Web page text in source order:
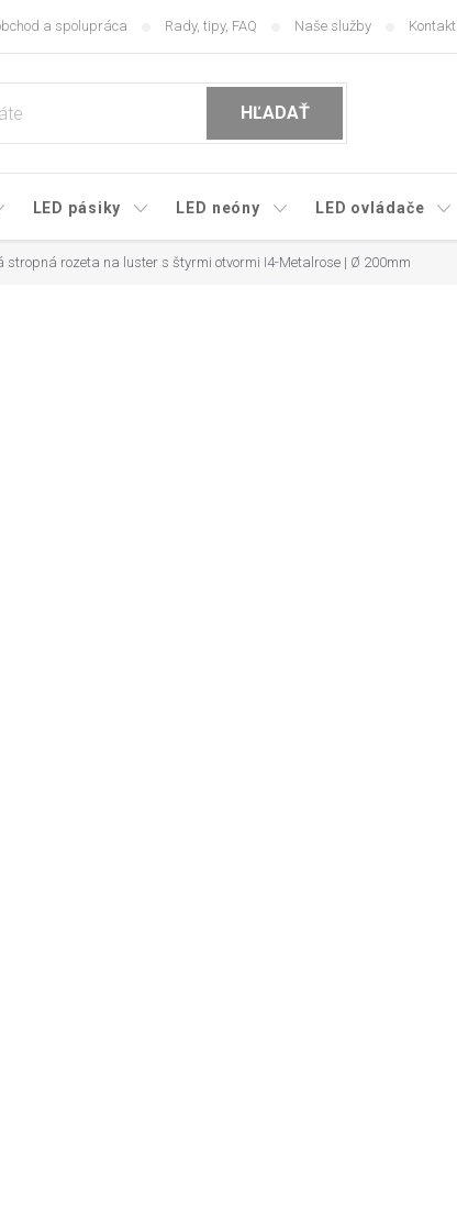
a spolupráca Rady, tipy, FAQ Naše služby Kontakt
HĽADAŤ
LED pásiky LED neóny LED ovládače
stropná rozeta na luster s štyrmi otvormi I4-Metalrose | Ø 200mm